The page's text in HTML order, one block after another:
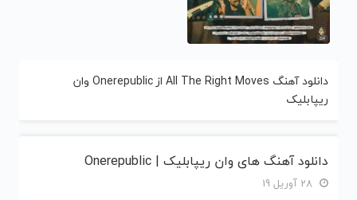
دانلود آهنگ All The Right Moves از Onerepublic وان
ریپابلیک
دانلود آهنگ های وان ریپابلیک | Onerepublic